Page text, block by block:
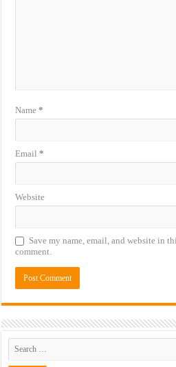
Name*
Email*
Website
Save my name, email, and website in
comment.